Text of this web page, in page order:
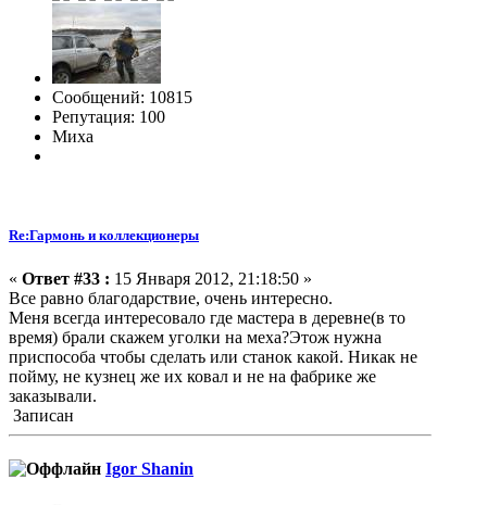
Сообщений: 10815
Репутация: 100
Миха
Re:Гармонь и коллекционеры
« Ответ #33 : 15 Января 2012, 21:18:50 »
Все равно благодарствие, очень интересно.
Меня всегда интересовало где мастера в деревне(в то
время) брали скажем уголки на меха?Этож нужна
приспособа чтобы сделать или станок какой. Никак не
пойму, не кузнец же их ковал и не на фабрике же
заказывали.
Записан
Igor Shanin